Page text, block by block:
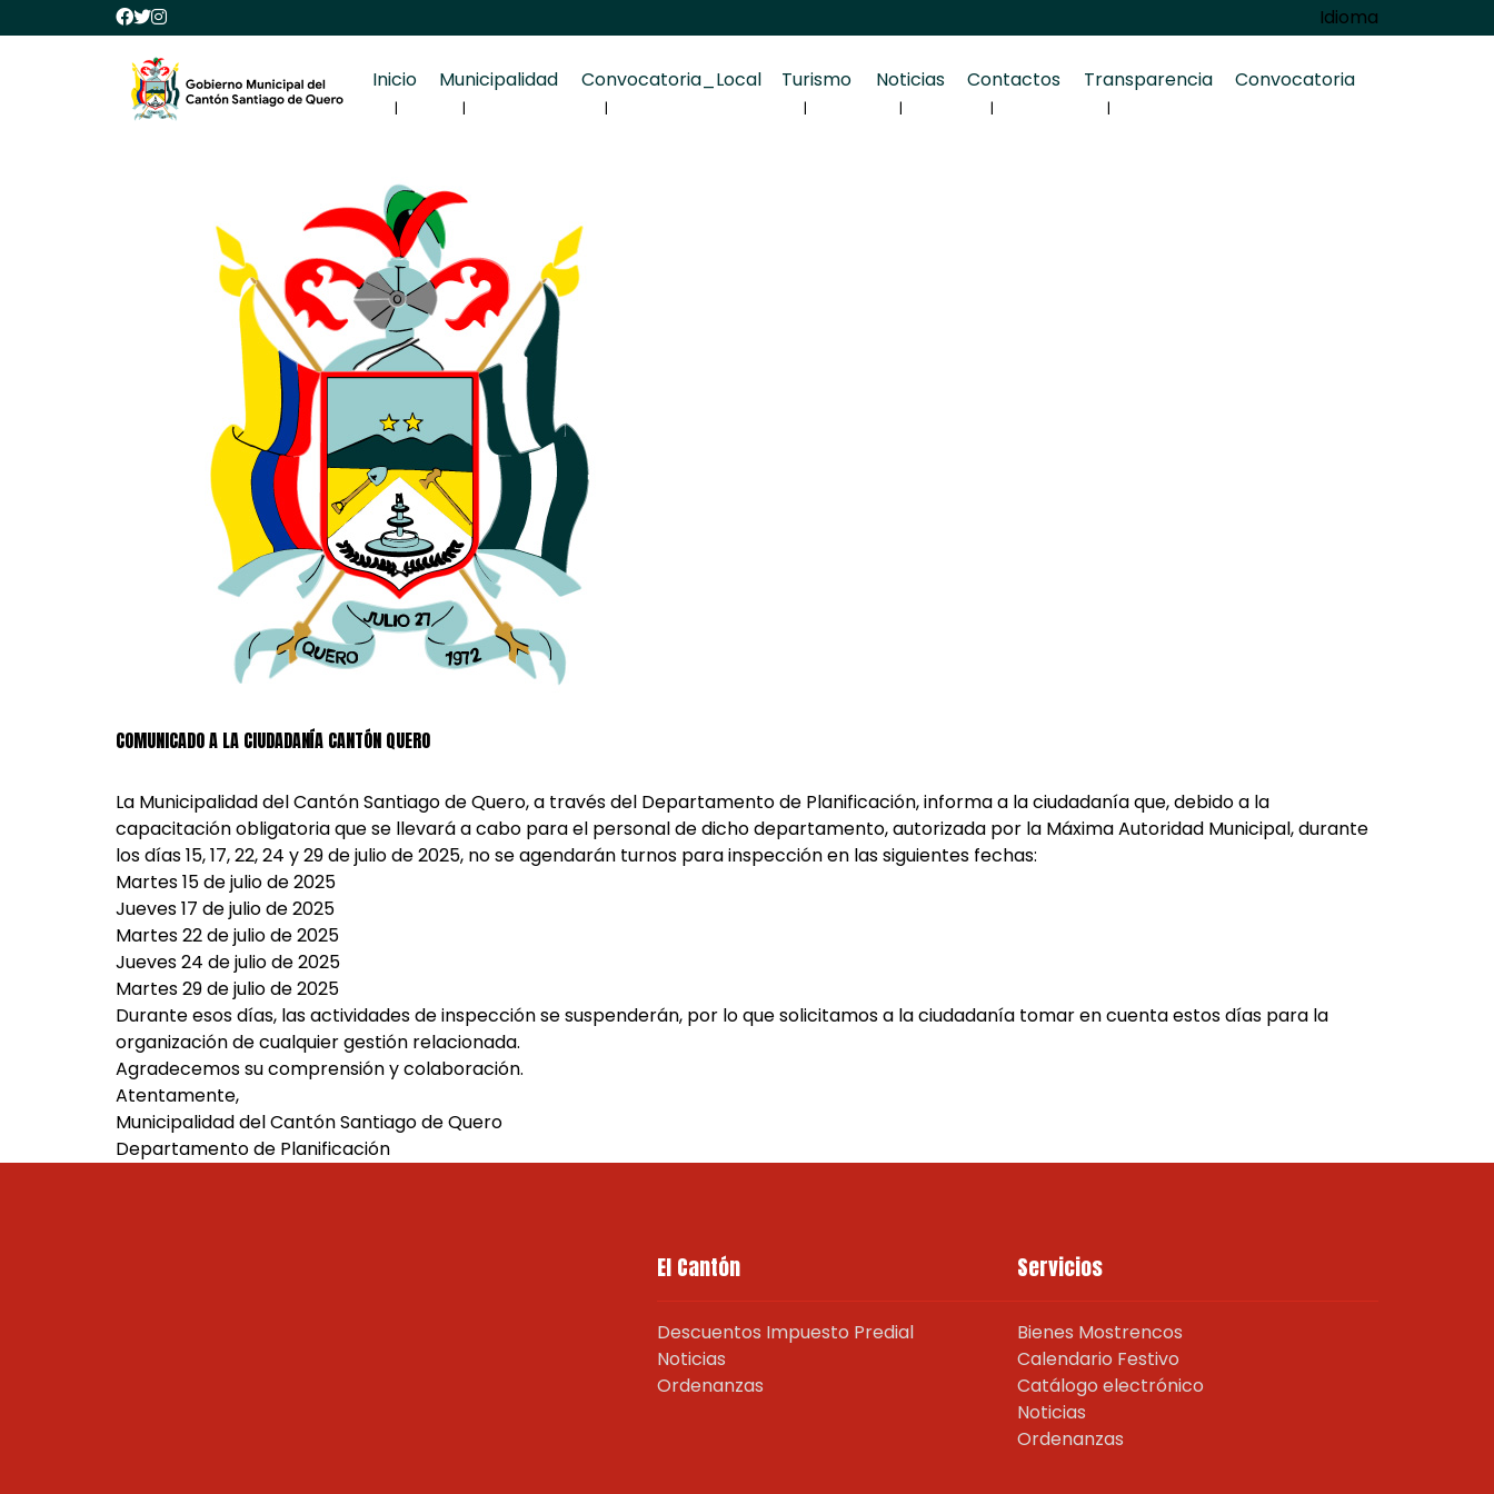
Idioma
Inicio Municipalidad Convocatoria_Local Turismo Noticias Contactos Transparencia Convocatoria
COMUNICADO A LA CIUDADANÍA CANTÓN QUERO
La Municipalidad del Cantón Santiago de Quero, a través del Departamento de Planificación, informa a la ciudadanía que, debido a la
capacitación obligatoria que se llevará a cabo para el personal de dicho departamento, autorizada por la Máxima Autoridad Municipal, durante
los días 15, 17, 22, 24 y 29 de julio de 2025, no se agendarán turnos para inspección en las siguientes fechas:
Martes 15 de julio de 2025
Jueves 17 de julio de 2025
Martes 22 de julio de 2025
Jueves 24 de julio de 2025
Martes 29 de julio de 2025
Durante esos días, las actividades de inspección se suspenderán, por lo que solicitamos a la ciudadanía tomar en cuenta estos días para la
organización de cualquier gestión relacionada.
Agradecemos su comprensión y colaboración.
Atentamente,
Municipalidad del Cantón Santiago de Quero
Departamento de Planificación
El Cantón
Descuentos Impuesto Predial
Noticias
Ordenanzas
Servicios
Bienes Mostrencos
Calendario Festivo
Catálogo electrónico
Noticias
Ordenanzas